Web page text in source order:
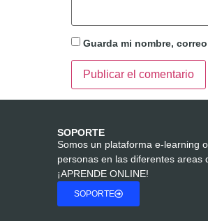
Guarda mi nombre,
SOPORTE
Somos un plataforma e-learning
personas en las diferentes areas
¡APRENDE ONLINE!
SOPORTE